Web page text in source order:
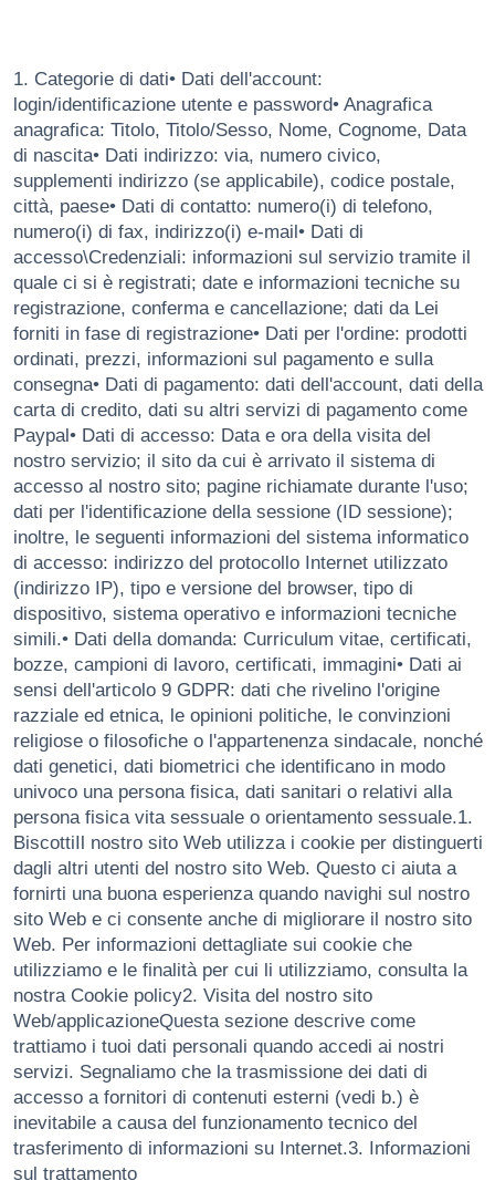
1. Categorie di dati• Dati dell'account:
login/identificazione utente e password• Anagrafica
anagrafica: Titolo, Titolo/Sesso, Nome, Cognome, Data
di nascita• Dati indirizzo: via, numero civico,
supplementi indirizzo (se applicabile), codice postale,
città, paese• Dati di contatto: numero(i) di telefono,
numero(i) di fax, indirizzo(i) e-mail• Dati di
accesso\Credenziali: informazioni sul servizio tramite il
quale ci si è registrati; date e informazioni tecniche su
registrazione, conferma e cancellazione; dati da Lei
forniti in fase di registrazione• Dati per l'ordine: prodotti
ordinati, prezzi, informazioni sul pagamento e sulla
consegna• Dati di pagamento: dati dell'account, dati della
carta di credito, dati su altri servizi di pagamento come
Paypal• Dati di accesso: Data e ora della visita del
nostro servizio; il sito da cui è arrivato il sistema di
accesso al nostro sito; pagine richiamate durante l'uso;
dati per l'identificazione della sessione (ID sessione);
inoltre, le seguenti informazioni del sistema informatico
di accesso: indirizzo del protocollo Internet utilizzato
(indirizzo IP), tipo e versione del browser, tipo di
dispositivo, sistema operativo e informazioni tecniche
simili.• Dati della domanda: Curriculum vitae, certificati,
bozze, campioni di lavoro, certificati, immagini• Dati ai
sensi dell'articolo 9 GDPR: dati che rivelino l'origine
razziale ed etnica, le opinioni politiche, le convinzioni
religiose o filosofiche o l'appartenenza sindacale, nonché
dati genetici, dati biometrici che identificano in modo
univoco una persona fisica, dati sanitari o relativi alla
persona fisica vita sessuale o orientamento sessuale.1.
BiscottiIl nostro sito Web utilizza i cookie per distinguerti
dagli altri utenti del nostro sito Web. Questo ci aiuta a
fornirti una buona esperienza quando navighi sul nostro
sito Web e ci consente anche di migliorare il nostro sito
Web. Per informazioni dettagliate sui cookie che
utilizziamo e le finalità per cui li utilizziamo, consulta la
nostra Cookie policy2. Visita del nostro sito
Web/applicazioneQuesta sezione descrive come
trattiamo i tuoi dati personali quando accedi ai nostri
servizi. Segnaliamo che la trasmissione dei dati di
accesso a fornitori di contenuti esterni (vedi b.) è
inevitabile a causa del funzionamento tecnico del
trasferimento di informazioni su Internet.3. Informazioni
sul trattamento